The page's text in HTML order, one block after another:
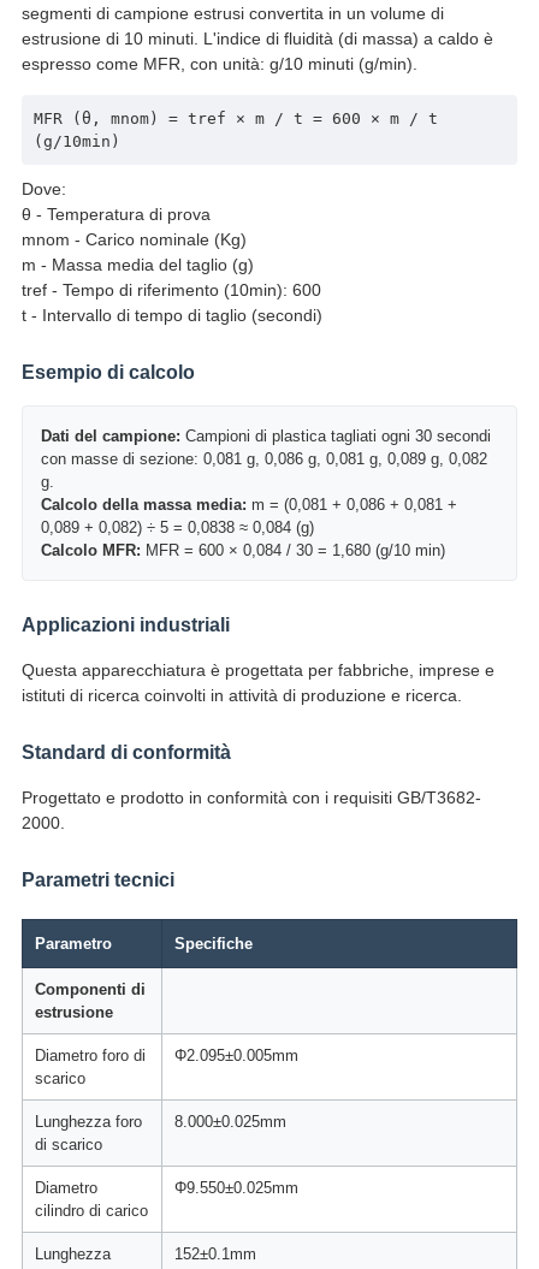
segmenti di campione estrusi convertita in un volume di
estrusione di 10 minuti. L'indice di fluidità (di massa) a caldo è
espresso come MFR, con unità: g/10 minuti (g/min).
MFR (θ, mnom) = tref × m / t = 600 × m / t
(g/10min)
Dove:
θ - Temperatura di prova
mnom - Carico nominale (Kg)
m - Massa media del taglio (g)
tref - Tempo di riferimento (10min): 600
t - Intervallo di tempo di taglio (secondi)
Esempio di calcolo
Dati del campione: Campioni di plastica tagliati ogni 30 secondi
con masse di sezione: 0,081 g, 0,086 g, 0,081 g, 0,089 g, 0,082
g.
Calcolo della massa media: m = (0,081 + 0,086 + 0,081 +
0,089 + 0,082) ÷ 5 = 0,0838 ≈ 0,084 (g)
Calcolo MFR: MFR = 600 × 0,084 / 30 = 1,680 (g/10 min)
Applicazioni industriali
Questa apparecchiatura è progettata per fabbriche, imprese e
istituti di ricerca coinvolti in attività di produzione e ricerca.
Standard di conformità
Progettato e prodotto in conformità con i requisiti GB/T3682-
2000.
Parametri tecnici
Parametro Specifiche
Componenti di
estrusione
Diametro foro di
scarico
Φ2.095±0.005mm
Lunghezza foro
di scarico
8.000±0.025mm
Diametro
cilindro di carico
Φ9.550±0.025mm
Lunghezza
152±0.1mm